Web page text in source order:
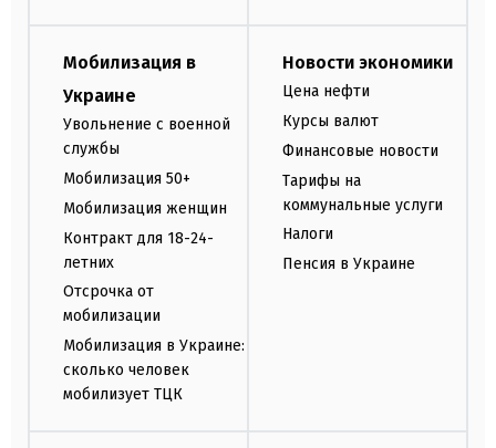
Мобилизация в
Украине
Увольнение с военной
службы
Мобилизация 50+
Мобилизация женщин
Контракт для 18-24-
летних
Отсрочка от
мобилизации
Мобилизация в Украине:
сколько человек
мобилизует ТЦК
Новости экономики
Цена нефти
Курсы валют
Финансовые новости
Тарифы на
коммунальные услуги
Налоги
Пенсия в Украине